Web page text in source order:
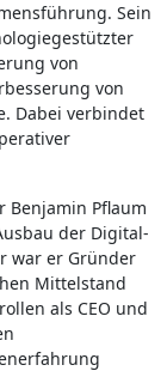
Sein
von
von
Dabei verbindet
Benjamin Pflaum
der Digital-
war er Gründer
Mittelstand
als CEO und